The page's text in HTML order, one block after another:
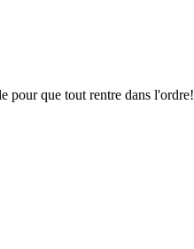
pour que tout rentre dans l'ordre!